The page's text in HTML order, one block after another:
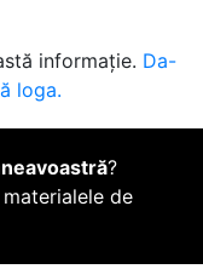
informație. Da-
loga.
?
de